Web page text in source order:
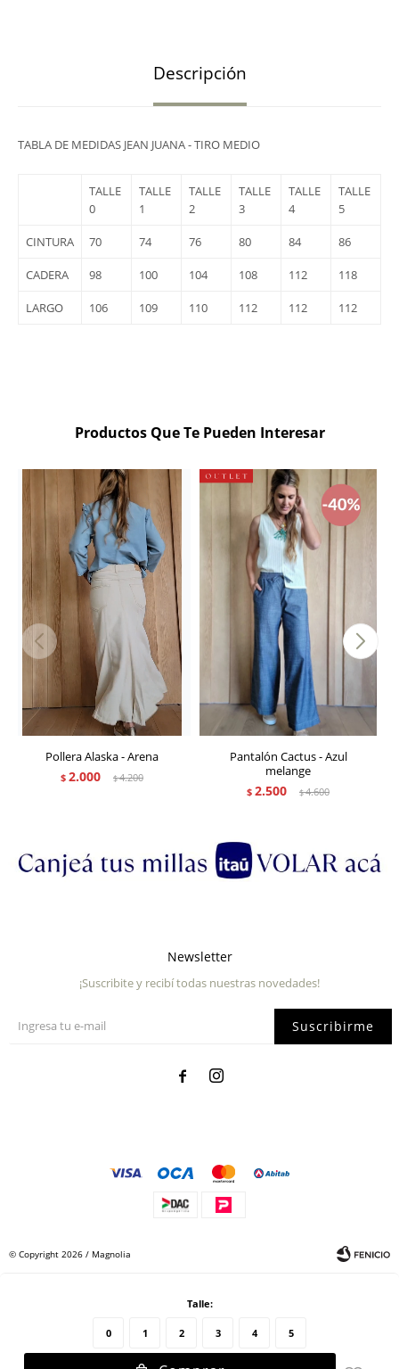
Talle:
0 1 2 3 4 5
Descripción
TABLA DE MEDIDAS JEAN JUANA - TIRO MEDIO
TALLE
0
TALLE
1
TALLE
2
TALLE
3
TALLE
4
TALLE
5
CINTURA 70 74 76 80 84 86
CADERA 98 100 104 108 112 118
LARGO 106 109 110 112 112 112
Productos Que Te Pueden Interesar
Pollera Alaska - Arena
$ 2.000 $4.200
Pantalón Cactus - Azul
melange
$ 2.500 $4.600
Newsletter
¡Suscribite y recibí todas nuestras novedades!
Suscribirme
 
© Copyright 2026 / Magnolia